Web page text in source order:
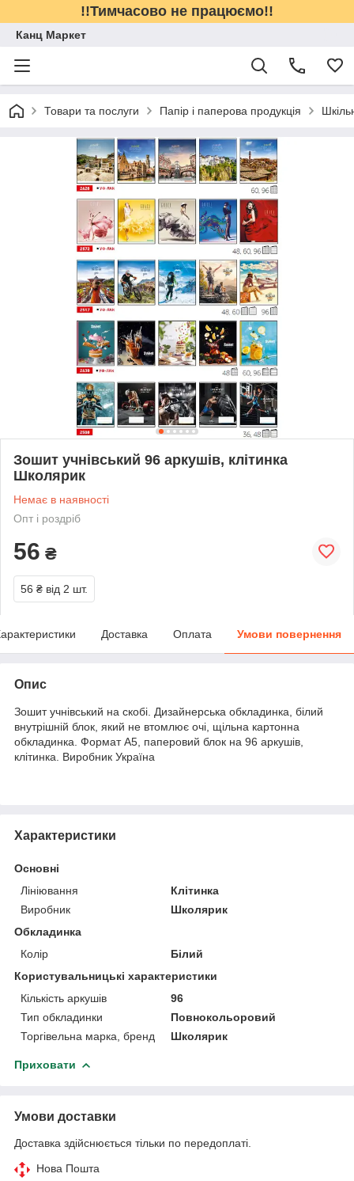
!!Тимчасово не працюємо!!
Канц Маркет
Товари та послуги Папір і паперова продукція
Зошит учнівський 96 аркушів, клітинка
Школярик
Немає в наявності
Опт і роздріб
56 ₴
56 ₴ від 2 шт.
Доставка Оплата Умови повернення
Опис
Зошит учнівський на скобі. Дизайнерська обкладинка, білий
внутрішній блок, який не втомлює очі, щільна картонна
обкладинка. Формат А5, паперовий блок на 96 аркушів,
клітинка. Виробник Україна
Характеристики
Основні
Лініювання
Клітинка
Виробник
Школярик
Обкладинка
Колір
Білий
Користувальницькі характеристики
Кількість аркушів
96
Тип обкладинки
Повнокольоровий
Торгівельна марка, бренд
Школярик
Приховати
Умови доставки
Доставка здійснюється тільки по передоплаті.
Нова Пошта